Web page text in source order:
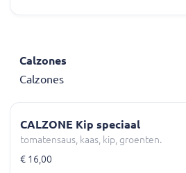
Calzones
Calzones
CALZONE Kip speciaal
tomatensaus, kaas, kip, groenten.
€ 16,00